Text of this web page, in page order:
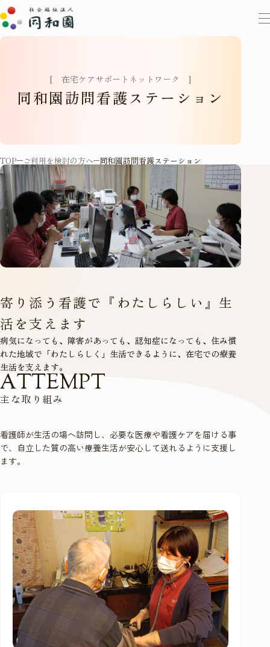
[ 在宅ケ アサポー ト ネ ッ ト ワ ー ク ]
同和園訪問看護ス テ ー シ ョ ン
TOP ご利用を検討の方へ 同和園訪問看護ステーション
寄り添う看護で『わたしらしい』生
活を支えます
病気になっても、障害があっても、認知症になっても、住み慣
れた地域で「わたしらしく」生活できるように、在宅での療養
生活を支えます。
ATTEMPT
主 な取 り 組み
看護師が生活の場へ訪問し、必要な医療や看護ケアを届ける事
で、自立した質の高い療養生活が安心して送れるように支援し
ます。